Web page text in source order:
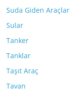
Suda Giden Araçlar
Sular
Tanker
Tanklar
Taşıt Araç
Tavan